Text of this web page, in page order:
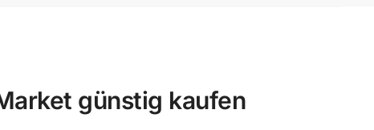
günstig kaufen